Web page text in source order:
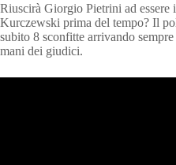
Riuscirà Giorgio Pietrini ad essere
Kurczewski prima del tempo? Il
subito 8 sconfitte arrivando
mani dei giudici.